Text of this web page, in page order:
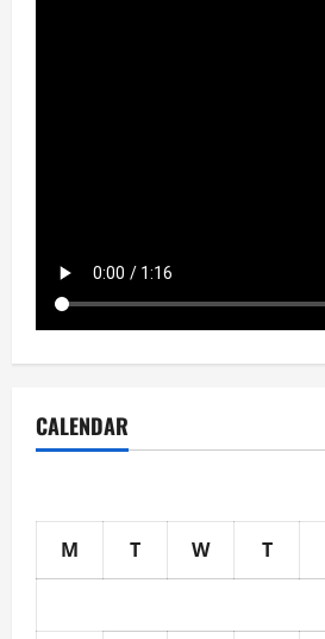
CALENDAR
M T W T